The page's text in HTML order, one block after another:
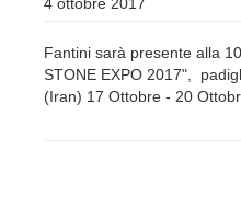
Fantini sarà presente alla
STONE EXPO 2017",
(Iran) 17 Ottobre - 20